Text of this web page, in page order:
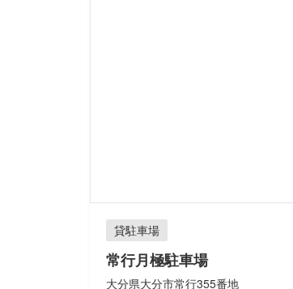
貸駐車場
常行月極駐車場
大分県大分市常行355番地